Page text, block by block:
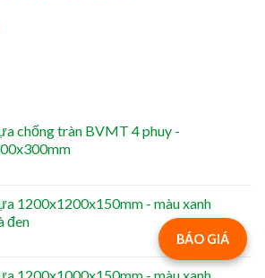
chống tràn BVMT 4 phuy -
1200x1200x150mm - màu xanh
đen
BÁO GIÁ